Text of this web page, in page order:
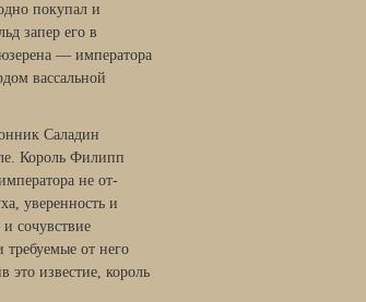
покупал и
запер его в
— императора
вассальной
Саладин
Король Филипп
не от­
уверенность и
сочувствие
требуемые от него
это известие, король